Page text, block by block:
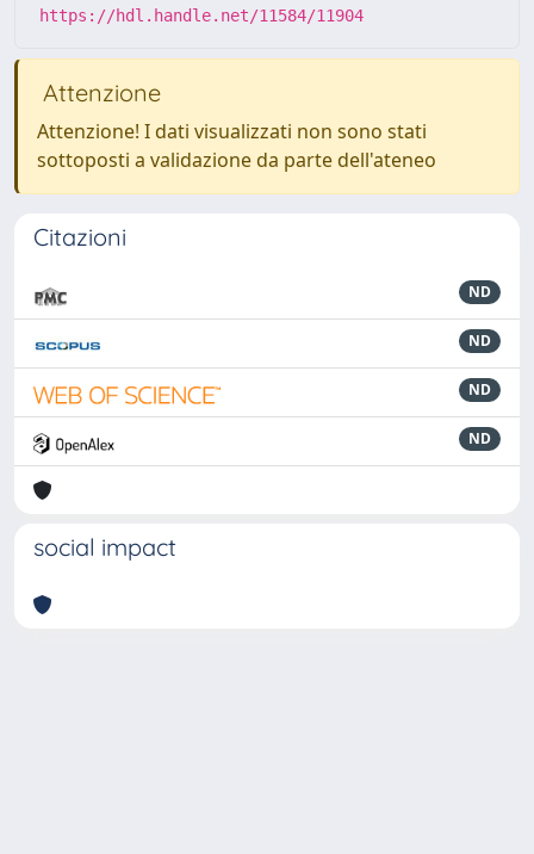
https://hdl.handle.net/11584/11904
Attenzione
Attenzione! I dati visualizzati non sono stati
sottoposti a validazione da parte dell'ateneo
Citazioni
ND
ND
ND
ND
social impact